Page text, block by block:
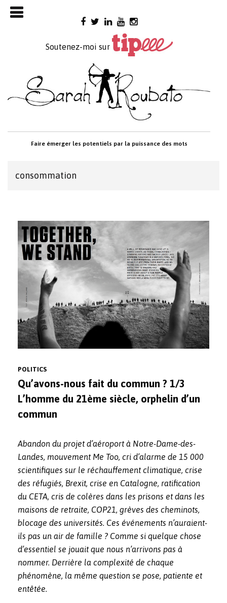
Skip
to
Soutenez-moi sur
Faire émerger les potentiels par la puissance des mots

consommation
POLITICS
Qu’avons-nous fait du commun ? 1/3
L’homme du 21ème siècle, orphelin d’un
commun
Abandon du projet d’aéroport à Notre-Dame-des-
Landes, mouvement Me Too, cri d’alarme de 15 000
scientifiques sur le réchauffement climatique, crise
des réfugiés, Brexit, crise en Catalogne, ratification
du CETA, cris de colères dans les prisons et dans les
maisons de retraite, COP21, grèves des cheminots,
blocage des universités. Ces événements n’auraient-
ils pas un air de famille ? Comme si quelque chose
d’essentiel se jouait que nous n’arrivons pas à
nommer. Derrière la complexité de chaque
phénomène, la même question se pose, patiente et
entêtée.